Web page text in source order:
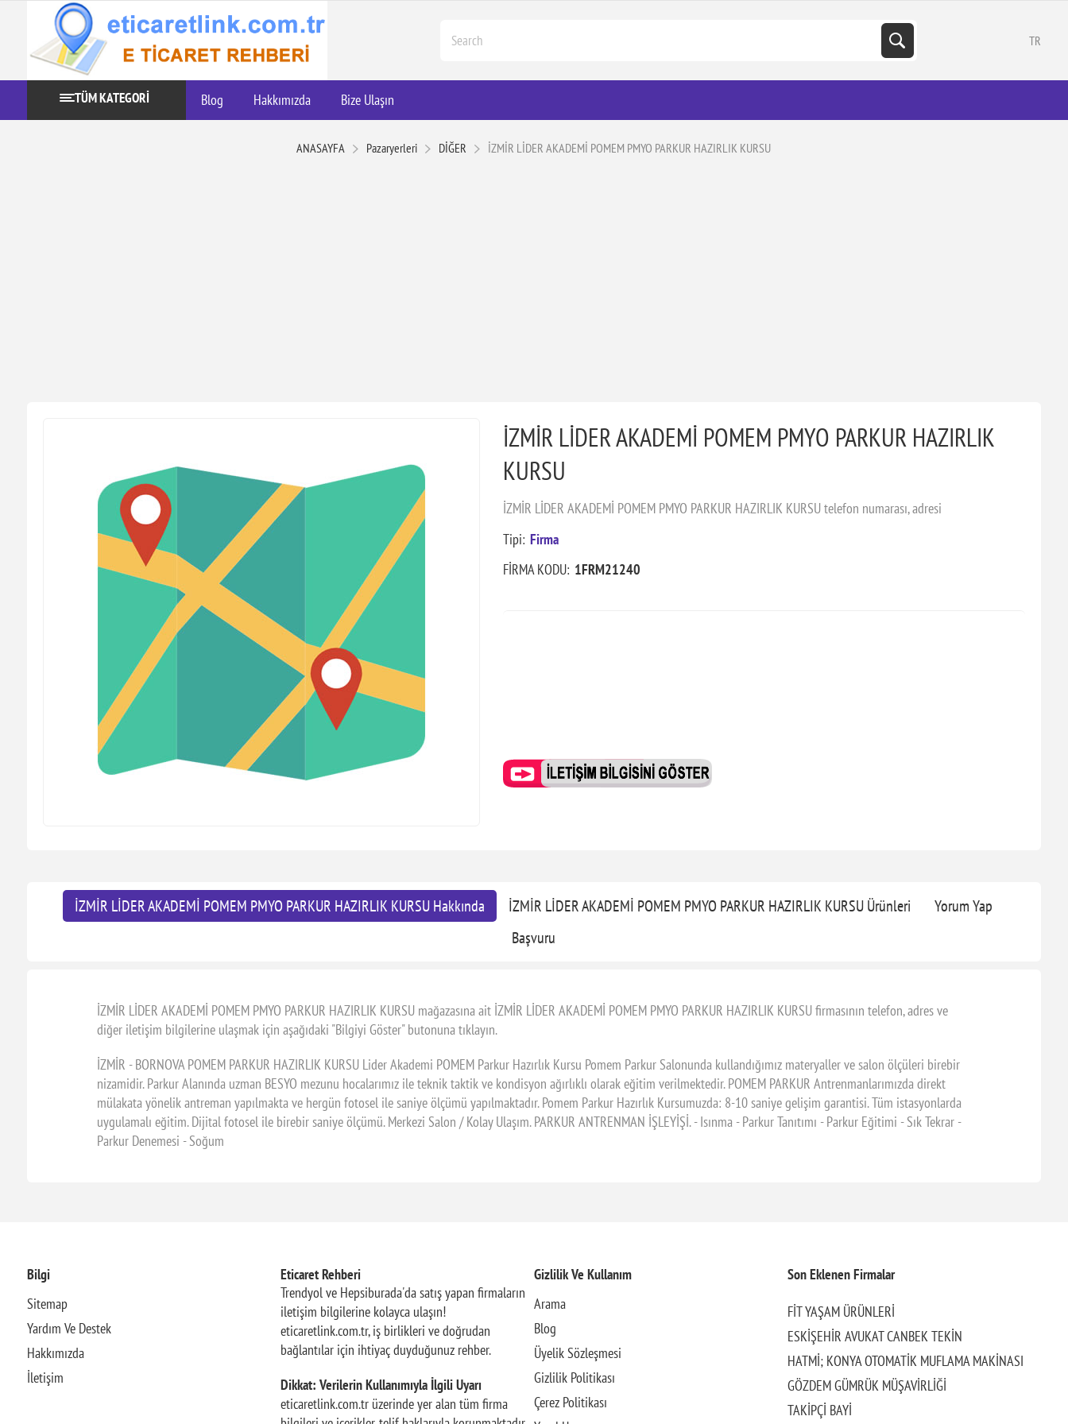
TR
TÜM KATEGORİ Blog Hakkımızda Bize Ulaşın
ANASAYFA Pazaryerleri DİĞER İZMİR LİDER AKADEMİ POMEM PMYO PARKUR HAZIRLIK KURSU
İZMİR LİDER AKADEMİ POMEM PMYO PARKUR HAZIRLIK
KURSU
İZMİR LİDER AKADEMİ POMEM PMYO PARKUR HAZIRLIK KURSU telefon numarası, adresi
Tipi: Firma
FİRMA KODU: 1FRM21240
İZMİR LİDER AKADEMİ POMEM PMYO PARKUR HAZIRLIK KURSU Hakkında İZMİR LİDER AKADEMİ POMEM PMYO PARKUR HAZIRLIK KURSU Ürünleri
Yorum Yap
Başvuru
İZMİR LİDER AKADEMİ POMEM PMYO PARKUR HAZIRLIK KURSU mağazasına ait İZMİR LİDER AKADEMİ POMEM PMYO PARKUR HAZIRLIK KURSU firmasının telefon, adres ve
diğer iletişim bilgilerine ulaşmak için aşağıdaki "Bilgiyi Göster" butonuna tıklayın.
İZMİR - BORNOVA POMEM PARKUR HAZIRLIK KURSU Lider Akademi POMEM Parkur Hazırlık Kursu Pomem Parkur Salonunda kullandığımız materyaller ve salon ölçüleri birebir
nizamidir. Parkur Alanında uzman BESYO mezunu hocalarımız ile teknik taktik ve kondisyon ağırlıklı olarak eğitim verilmektedir. POMEM PARKUR Antrenmanlarımızda direkt
mülakata yönelik antreman yapılmakta ve hergün fotosel ile saniye ölçümü yapılmaktadır. Pomem Parkur Hazırlık Kursumuzda: 8-10 saniye gelişim garantisi. Tüm istasyonlarda
uygulamalı eğitim. Dijital fotosel ile birebir saniye ölçümü. Merkezi Salon / Kolay Ulaşım. PARKUR ANTRENMAN İŞLEYİŞİ. - Isınma - Parkur Tanıtımı - Parkur Eğitimi - Sık Tekrar -
Parkur Denemesi - Soğum
Bilgi
Sitemap
Yardım Ve Destek
Hakkımızda
İletişim
Eticaret Rehberi
Trendyol ve Hepsiburada'da satış yapan firmaların
iletişim bilgilerine kolayca ulaşın!
eticaretlink.com.tr, iş birlikleri ve doğrudan
bağlantılar için ihtiyaç duyduğunuz rehber.
Dikkat: Verilerin Kullanımıyla İlgili Uyarı
eticaretlink.com.tr üzerinde yer alan tüm firma
Gizlilik Ve Kullanım
Arama
Blog
Üyelik Sözleşmesi
Gizlilik Politikası
Çerez Politikası
Son Eklenen Firmalar
FİT YAŞAM ÜRÜNLERİ
ESKİŞEHİR AVUKAT CANBEK TEKİN
HATMİ; KONYA OTOMATİK MUFLAMA MAKİNASI
GÖZDEM GÜMRÜK MÜŞAVİRLİĞİ
TAKİPÇİ BAYİ